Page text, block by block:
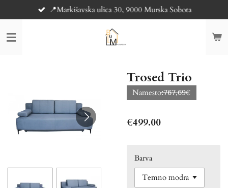
to
main
content
📍Markišavska ulica 30, 9000 Murska Sobota
Trosed Trio
Namesto:̶̶̶̶̶̶̶̶̶̶̶̶̶̶̶̶̶̶̶̶̶̶̶̶̶7̶6̶7̶,6̶9̶€
€499.00
Barva